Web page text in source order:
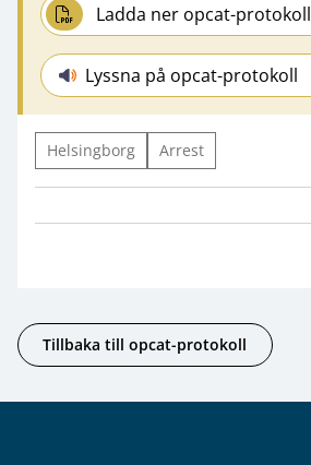
Ladda ner opcat-protokoll
Lyssna på opcat-protokoll
Helsingborg Arrest
Tillbaka till opcat-protokoll